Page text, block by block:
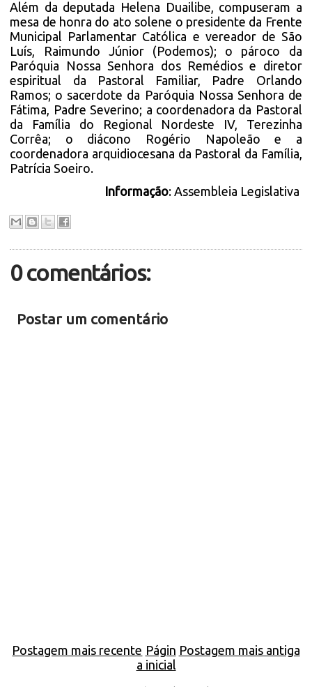
Além da deputada Helena Duailibe, compuseram a
mesa de honra do ato solene o presidente da Frente
Municipal Parlamentar Católica e vereador de São
Luís, Raimundo Júnior (Podemos); o pároco da
Paróquia Nossa Senhora dos Remédios e diretor
espiritual da Pastoral Familiar, Padre Orlando
Ramos; o sacerdote da Paróquia Nossa Senhora de
Fátima, Padre Severino; a coordenadora da Pastoral
da Família do Regional Nordeste IV, Terezinha
Corrêa; o diácono Rogério Napoleão e a
coordenadora arquidiocesana da Pastoral da Família,
Patrícia Soeiro.
Informação: Assembleia Legislativa
0 comentários:
Postar um comentário
Postagem mais recente Postagem mais antiga
Págin
a inicial